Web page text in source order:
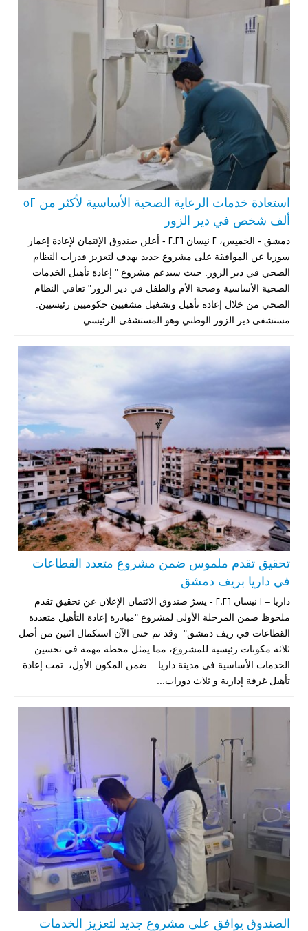
استعادة خدمات الرعاية الصحية الأساسية لأكثر من 52
ألف شخص في دير الزور
دمشق - الخميس، 2 نيسان 2026 - أعلن صندوق الإئتمان لإعادة إعمار
سوريا عن الموافقة على مشروع جديد يهدف لتعزيز قدرات النظام
الصحي في دير الزور. حيث سيدعم مشروع " إعادة تأهيل الخدمات
الصحية الأساسية وصحة الأم والطفل في دير الزور" تعافي النظام
الصحي من خلال إعادة تأهيل وتشغيل مشفيين حكوميين رئيسيين:
مستشفى دير الزور الوطني وهو المستشفى الرئيسي...
تحقيق تقدم ملموس ضمن مشروع متعدد القطاعات
في داريا بريف دمشق
داريا – 1 نيسان 2026 - يسرّ صندوق الائتمان الإعلان عن تحقيق تقدم
ملحوظ ضمن المرحلة الأولى لمشروع "مبادرة إعادة التأهيل متعددة
القطاعات في ريف دمشق" وقد تم حتى الآن استكمال اثنين من أصل
ثلاثة مكونات رئيسية للمشروع، مما يمثل محطة مهمة في تحسين
الخدمات الأساسية في مدينة داريا. ضمن المكون الأول، تمت إعادة
تأهيل غرفة إدارية و ثلاث دورات...
الصندوق يوافق على مشروع جديد لتعزيز الخدمات